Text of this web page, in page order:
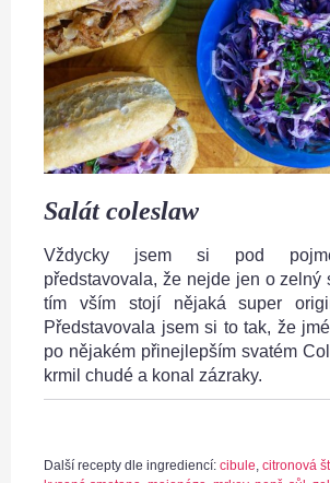
Salát coleslaw
Vždycky jsem si pod
představovala, že nejde jen o zelný
tím vším stojí nějaká super
Představovala jsem si to tak, že
po nějakém přinejlepším svatém
krmil chudé a konal zázraky.
Další recepty dle ingrediencí: cibule citronová